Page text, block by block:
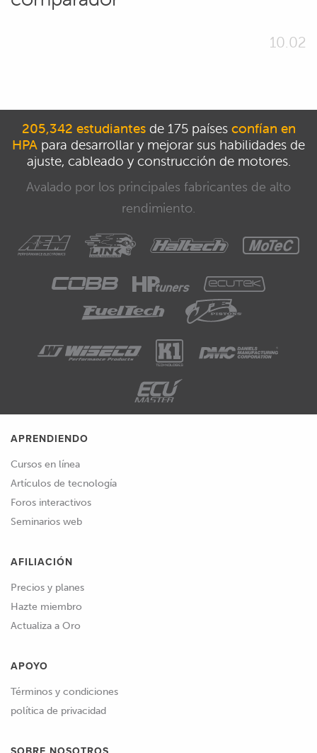
10.02
205,342 estudiantesde 175 países confían en
HPA para desarrollar y mejorar sus habilidades de
ajuste, cableado y construcción de motores.
Avalado por los principales fabricantes de alto
rendimiento.
APRENDIENDO
Cursos en línea
Artículos de tecnología
Foros interactivos
Seminarios web
AFILIACIÓN
Precios y planes
Hazte miembro
Actualiza a Oro
APOYO
Términos y condiciones
política de privacidad